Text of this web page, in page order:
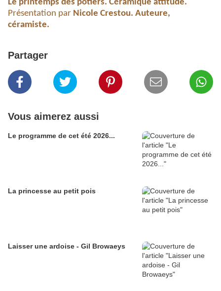
Le printemps des potiers. Céramique attitude.
Présentation par Nicole Crestou. Auteure,
céramiste.
Partager
Vous aimerez aussi
Le programme de cet été 2026...
La princesse au petit pois
Laisser une ardoise - Gil Browaeys